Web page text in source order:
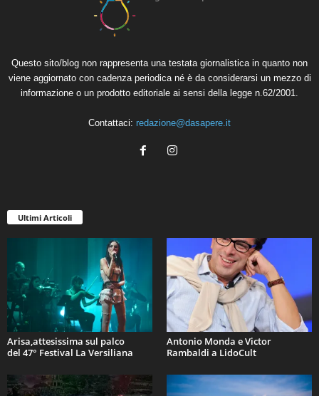
Questo sito/blog non rappresenta una testata giornalistica in quanto non
viene aggiornato con cadenza periodica né è da considerarsi un mezzo di
informazione o un prodotto editoriale ai sensi della legge n.62/2001.
Contattaci: redazione@dasapere.it
Ultimi Articoli
Arisa,attesissima sul palco
del 47° Festival La Versiliana
Antonio Monda e Victor
Rambaldi a LidoCult